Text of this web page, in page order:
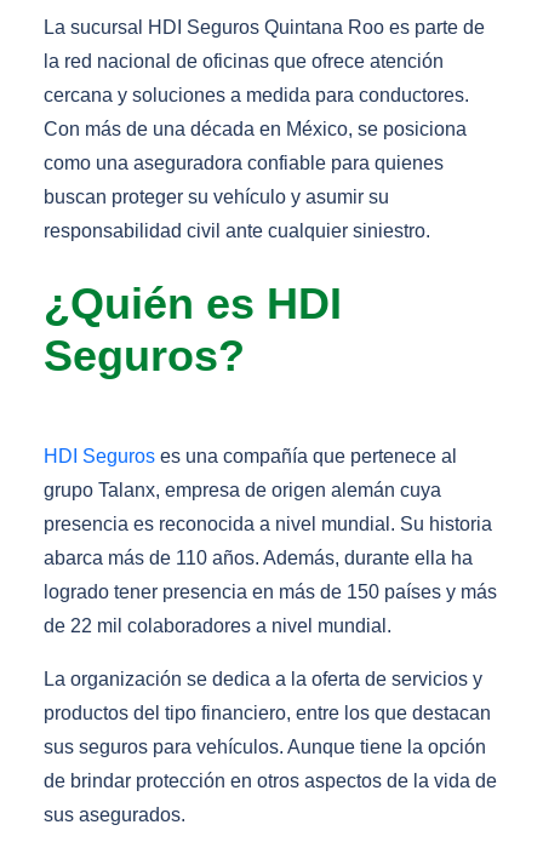
La sucursal HDI Seguros Quintana Roo es parte de
la red nacional de oficinas que ofrece atención
cercana y soluciones a medida para conductores.
Con más de una década en México, se posiciona
como una aseguradora confiable para quienes
buscan proteger su vehículo y asumir su
responsabilidad civil ante cualquier siniestro.
¿Quién es HDI
Seguros?
HDI Seguros es una compañía que pertenece al
grupo Talanx, empresa de origen alemán cuya
presencia es reconocida a nivel mundial. Su historia
abarca más de 110 años. Además, durante ella ha
logrado tener presencia en más de 150 países y más
de 22 mil colaboradores a nivel mundial.
La organización se dedica a la oferta de servicios y
productos del tipo financiero, entre los que destacan
sus seguros para vehículos. Aunque tiene la opción
de brindar protección en otros aspectos de la vida de
sus asegurados.